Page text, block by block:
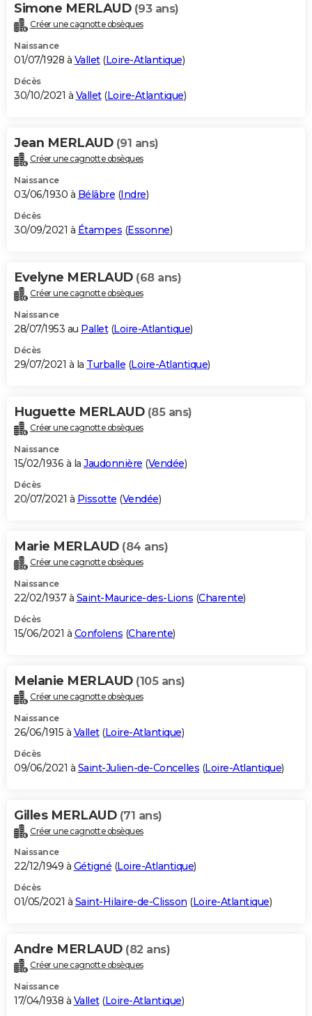
Simone MERLAUD (93 ans)
Créer une cagnotte obsèques
Naissance
01/07/1928 à Vallet(Loire-Atlantique)
Décès
30/10/2021 à Vallet(Loire-Atlantique)
Jean MERLAUD (91 ans)
Créer une cagnotte obsèques
Naissance
03/06/1930 à Bélâbre (Indre)
Décès
30/09/2021 à Étampes (Essonne)
Evelyne MERLAUD (68 ans)
Créer une cagnotte obsèques
Naissance
28/07/1953 au Pallet(Loire-Atlantique)
Décès
29/07/2021 à la Turballe (Loire-Atlantique)
Huguette MERLAUD (85 ans)
Créer une cagnotte obsèques
Naissance
15/02/1936 à la Jaudonnière (Vendée)
Décès
20/07/2021 à Pissotte (Vendée)
Marie MERLAUD (84 ans)
Créer une cagnotte obsèques
Naissance
22/02/1937 à Saint-Maurice-des-Lions (Charente)
Décès
15/06/2021 à Confolens (Charente)
Melanie MERLAUD (105 ans)
Créer une cagnotte obsèques
Naissance
26/06/1915 à Vallet(Loire-Atlantique)
Décès
09/06/2021 à Saint-Julien-de-Concelles (Loire-Atlantique)
Gilles MERLAUD (71 ans)
Créer une cagnotte obsèques
Naissance
22/12/1949 à Gétigné (Loire-Atlantique)
Décès
01/05/2021 à Saint-Hilaire-de-Clisson (Loire-Atlantique)
Andre MERLAUD (82 ans)
Créer une cagnotte obsèques
Naissance
17/04/1938 à Vallet(Loire-Atlantique)